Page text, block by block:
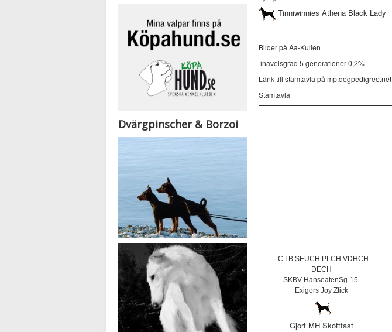
Dvärgpinscher & Borzoi
Tinniwinnies Athena Black Lady
Bilder på Aa-Kullen
inavelsgrad 5 generationer 0,2%
Länk till stamtavla på mp.dogpedigree.net
Stamtavla
C.I.B SEUCH PLCH VDHCH
DECH
SKBV HanseatenSg-15
Exigors Joy Ztick
Gjort MH Skottfast